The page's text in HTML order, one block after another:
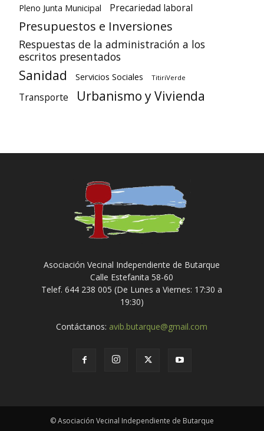
Pleno Junta Municipal Precariedad laboral
Presupuestos e Inversiones
Respuestas de la administración a los
escritos presentados
Sanidad Servicios Sociales TitiriVerde
Transporte Urbanismo y Vivienda
Asociación Vecinal Independiente de Butarque
Calle Estefanita 58-60
Telef. 644 238 005 (De Lunes a Viernes: 17:30 a
19:30)
Contáctanos: avib.butarque@gmail.com
© Asociación Vecinal Independiente de Butarque